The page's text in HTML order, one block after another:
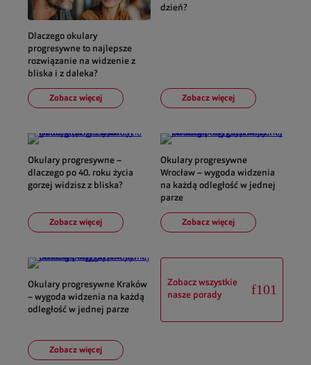
Dlaczego okulary
progresywne to najlepsze
rozwiązanie na widzenie z
bliska i z daleka?
Zobacz więcej
dzień?
Zobacz więcej
Okulary progresywne –
dlaczego po 40. roku życia
gorzej widzisz z bliska?
Zobacz więcej
Okulary progresywne
Wrocław – wygoda widzenia
na każdą odległość w jednej
parze
Zobacz więcej
Okulary progresywne Kraków
– wygoda widzenia na każdą
odległość w jednej parze
Zobacz więcej
Zobacz wszystkie
nasze porady